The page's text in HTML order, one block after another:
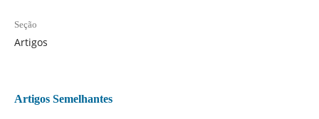
Seção
Artigos
Artigos Semelhantes